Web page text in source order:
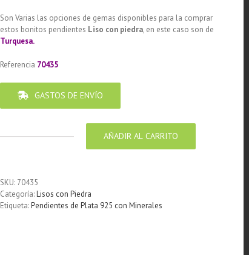
Son Varias las opciones de gemas disponibles para la comprar
estos bonitos pendientes Liso con piedra, en este caso son de
Turquesa.
Referencia 70435
GASTOS DE ENVÍO
diseño
cuadrado
7
AÑADIR AL CARRITO
SKU: 70435
Categoría:Lisos con Piedra
Etiqueta:Pendientes de Plata 925 con Minerales